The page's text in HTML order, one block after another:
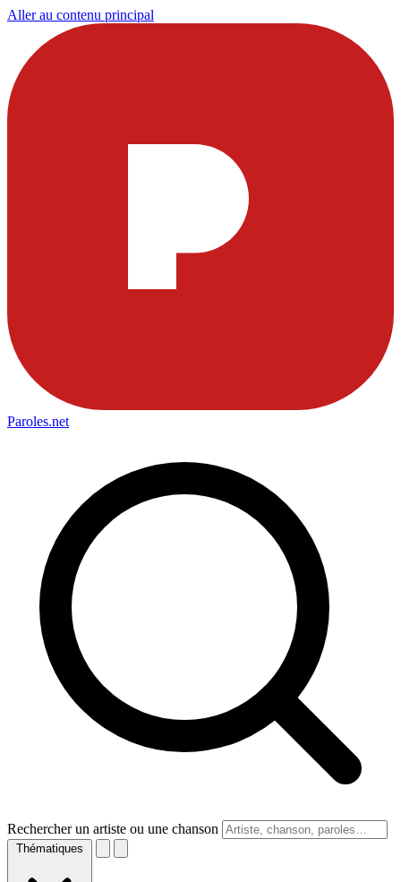
Aller au contenu principal
Paroles.net
Rechercher un artiste ou une chanson
Thématiques